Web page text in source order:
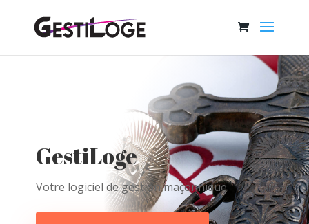
GestiLoge
Votre logiciel de gestion maçonnique